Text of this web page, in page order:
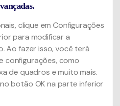
clique em Configurações
para modificar a
Ao fazer isso, você terá
configurações, como
de quadros e muito mais.
botão OK na parte inferior